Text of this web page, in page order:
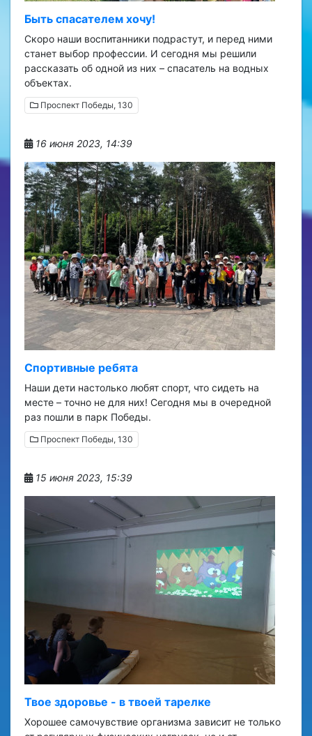
Быть спасателем хочу!
Скоро наши воспитанники подрастут, и перед ними
станет выбор профессии. И сегодня мы решили
рассказать об одной из них – спасатель на водных
объектах.
Проспект Победы, 130
16 июня 2023, 14:39
Спортивные ребята
Наши дети настолько любят спорт, что сидеть на
месте – точно не для них! Сегодня мы в очередной
раз пошли в парк Победы.
Проспект Победы, 130
15 июня 2023, 15:39
Твое здоровье - в твоей тарелке
Хорошее самочувствие организма зависит не только